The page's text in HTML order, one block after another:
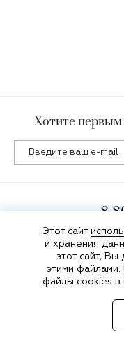
Хотите первым
8
пн-
©
Этот сайт
и хранения
этот сайт, Вы
этими
файлы cookies в